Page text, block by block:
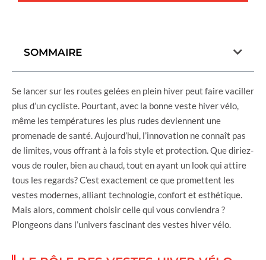
SOMMAIRE
Se lancer sur les routes gelées en plein hiver peut faire vaciller
plus d’un cycliste. Pourtant, avec la bonne veste hiver vélo,
même les températures les plus rudes deviennent une
promenade de santé. Aujourd’hui, l’innovation ne connaît pas
de limites, vous offrant à la fois style et protection. Que diriez-
vous de rouler, bien au chaud, tout en ayant un look qui attire
tous les regards? C’est exactement ce que promettent les
vestes modernes, alliant technologie, confort et esthétique.
Mais alors, comment choisir celle qui vous conviendra ?
Plongeons dans l’univers fascinant des vestes hiver vélo.